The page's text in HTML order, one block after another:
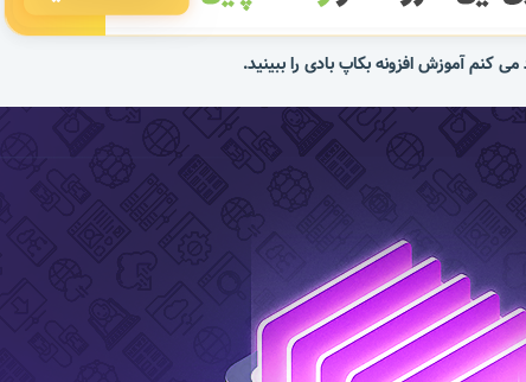
می کنم آموزش افزونه بکاپ بادی را ببینید.